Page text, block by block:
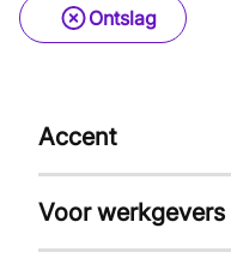
Ontslag
Accent
Voor werkgevers